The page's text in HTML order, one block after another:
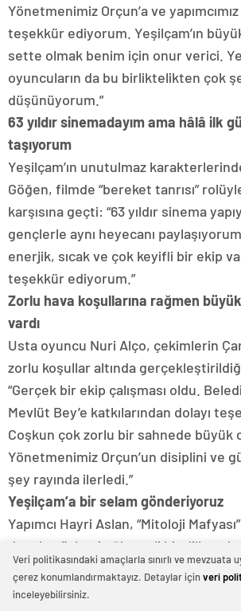
0 0
0 0
0 0
0 0
0 0
0 0
0 0
0 0
Yönetmenimiz Orçun’a ve
teşekkür ediyorum. Yeşilçam’ın
sette olmak benim için onur verici.
oyuncuların da bu birliktelikten çok
düşünüyorum.”
63 yıldır sinemadayım ama hâlâ ilk
taşıyorum
Yeşilçam’ın unutulmaz
Göğen, filmde “bereket tanrısı”
karşısına geçti: “63 yıldır sinema
gençlerle aynı heyecanı
enerjik, sıcak ve çok keyifli bir ekip
teşekkür ediyorum.”
Zorlu hava koşullarına rağmen
vardı
Usta oyuncu Nuri Alço, çekimlerin
zorlu koşullar altında
“Gerçek bir ekip çalışması oldu.
Mevlüt Bey’e katkılarından dolayı
Coşkun çok zorlu bir sahnede büyük
Yönetmenimiz Orçun’un disiplini ve
şey rayında ilerledi.”
Yeşilçam’a bir selam gönderiyoruz
Yapımcı Hayri Aslan, “Mitoloji
duyulan özlemi eğlenceli bir dille
“Sinemanın inişli bir döneminde film
değil. Biz bu filmle Yeşilçam’a bir
0 0
Veri politikasındaki amaçlarla sınırlı ve mevzuata
çerez konumlandırmaktayız. Detaylar içinveri
inceleyebilirsiniz.